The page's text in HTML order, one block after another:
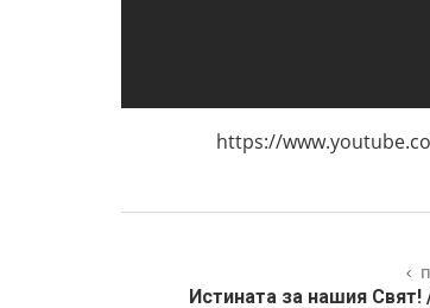
https://www.youtube.com/
Истината за нашия